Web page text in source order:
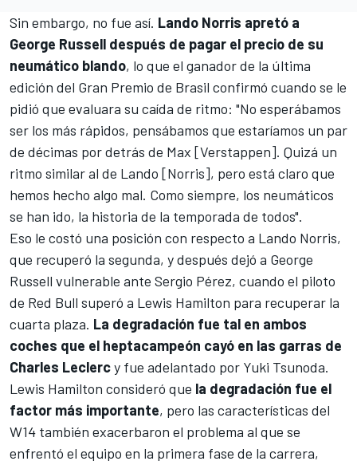
Sin embargo, no fue así. Lando Norris apretó a
George Russell después de pagar el precio de su
neumático blando, lo que el ganador de la última
edición del Gran Premio de Brasil confirmó cuando se le
pidió que evaluara su caída de ritmo: "No esperábamos
ser los más rápidos, pensábamos que estaríamos un par
de décimas por detrás de Max [Verstappen]. Quizá un
ritmo similar al de Lando [Norris], pero está claro que
hemos hecho algo mal. Como siempre, los neumáticos
se han ido, la historia de la temporada de todos".
Eso le costó una posición con respecto a Lando Norris,
que recuperó la segunda, y después dejó a George
Russell vulnerable ante Sergio Pérez, cuando el piloto
de Red Bull superó a Lewis Hamilton para recuperar la
cuarta plaza. La degradación fue tal en ambos
coches que el heptacampeón cayó en las garras de
Charles Leclercy fue adelantado por Yuki Tsunoda.
Lewis Hamilton consideró que la degradación fue el
factor más importante, pero las características del
W14 también exacerbaron el problema al que se
enfrentó el equipo en la primera fase de la carrera,